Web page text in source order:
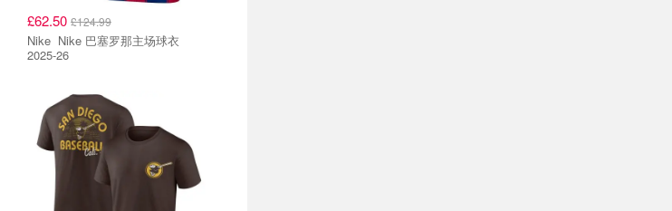
£62.50 £124.99
Nike Nike 巴塞罗那主场球衣
2025-26